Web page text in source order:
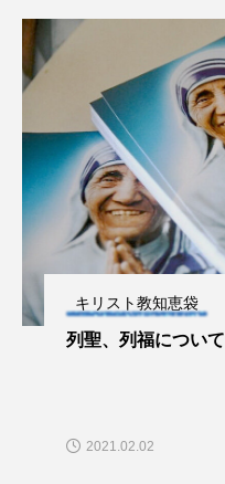
キリスト教知恵袋
列聖、列福について
2021.02.02